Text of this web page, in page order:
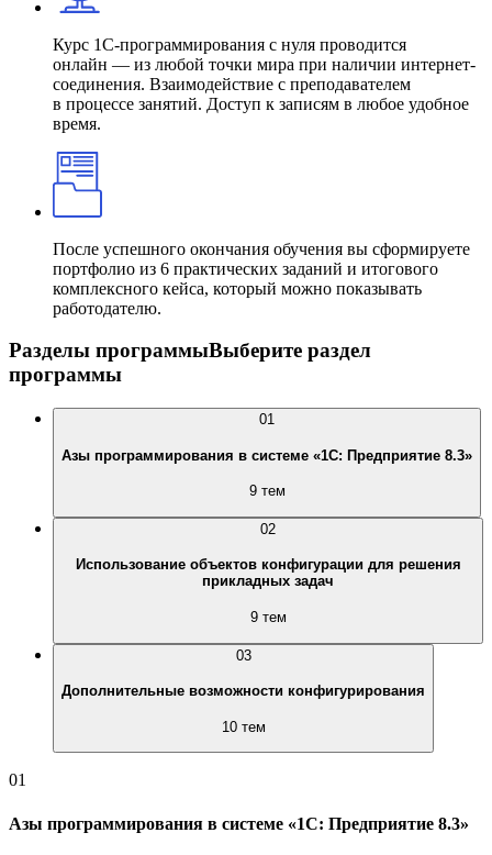
Курс 1С-программирования с нуля проводится
онлайн — из любой точки мира при наличии интернет-
соединения. Взаимодействие с преподавателем
в процессе занятий. Доступ к записям в любое удобное
время.
После успешного окончания обучения вы сформируете
портфолио из 6 практических заданий и итогового
комплексного кейса, который можно показывать
работодателю.
Разделы программыВыберите раздел
программы
01
Азы программирования в системе «1С: Предприятие 8.3»
9 тем
02
Использование объектов конфигурации для решения
прикладных задач
9 тем
03
Дополнительные возможности конфигурирования
10 тем
01
Азы программирования в системе «1С: Предприятие 8.3»